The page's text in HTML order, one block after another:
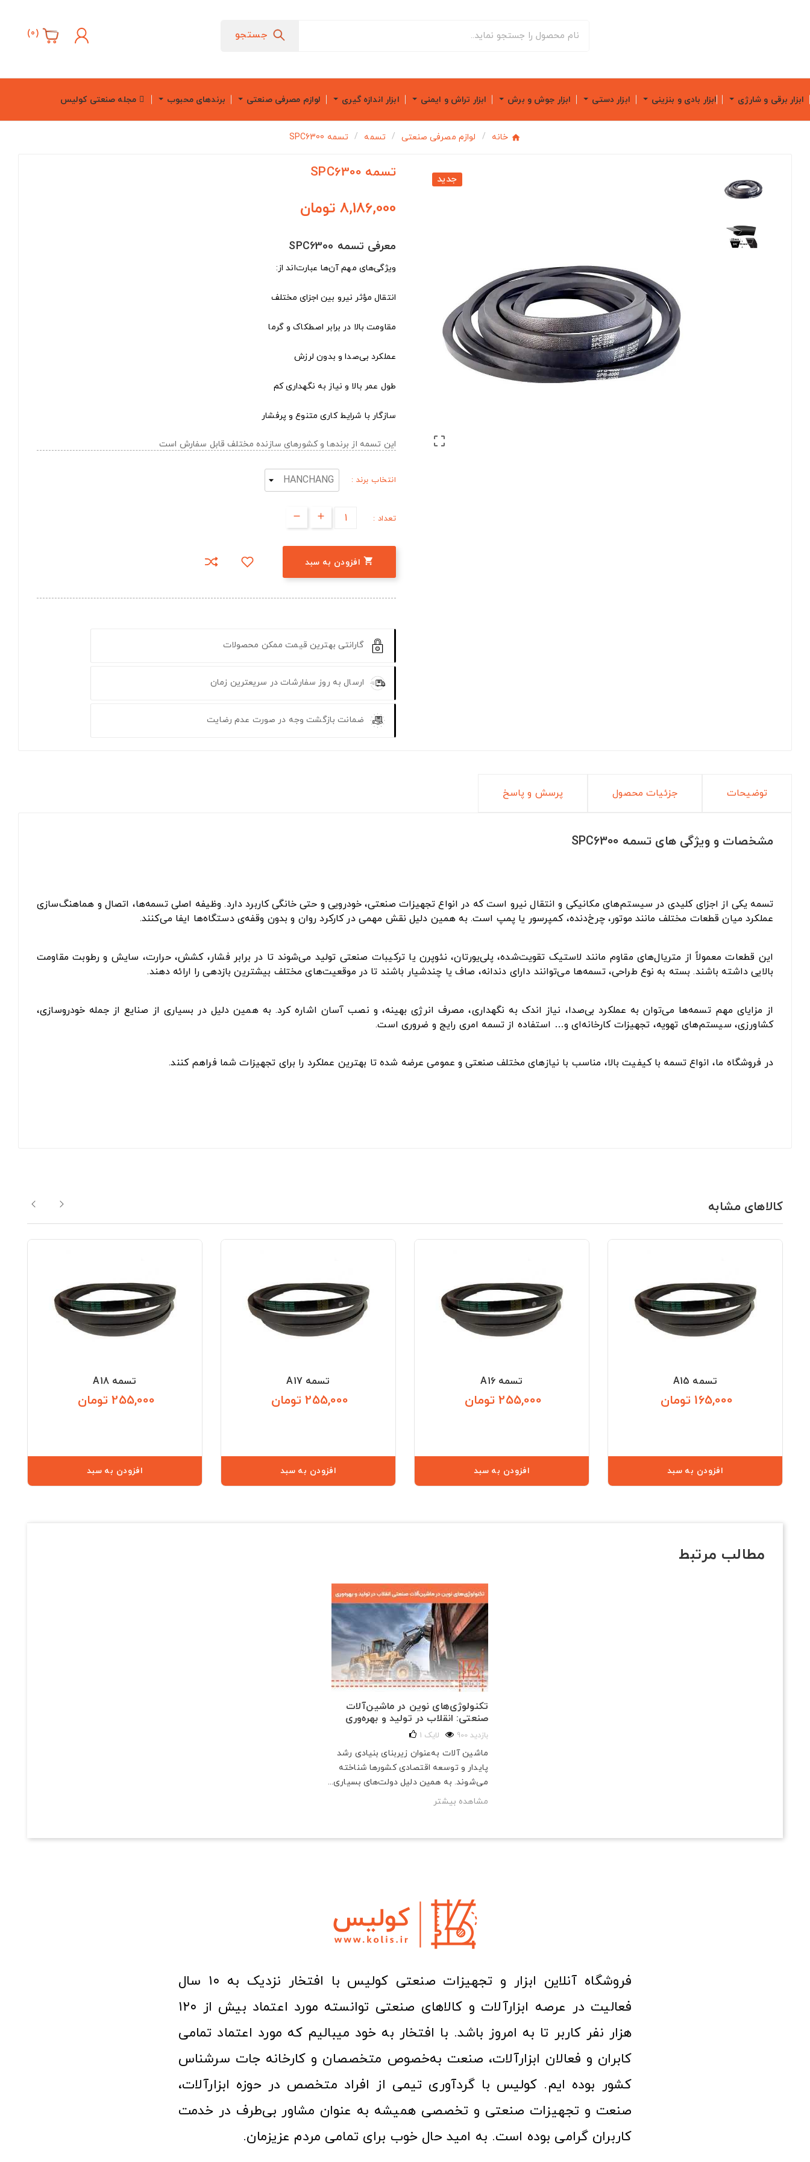
جستجو (
0
)
ابزار برقی و شارژی ابزار بادی و بنزینی ابزار دستی ابزار جوش و برش ابزار تراش و ایمنی ابزار اندازه گیری لوازم مصرفی صنعتی برندهای محبوب مجله صنعتی کولیس
خانه لوازم مصرفی صنعتی تسمه تسمه SPC6300
جدید

تسمه SPC6300
8,186,000 تومان
معرفی تسمه SPC6300
ویژگی‌های مهم آن‌ها عبارت‌اند از:
انتقال مؤثر نیرو بین اجزای مختلف
مقاومت بالا در برابر اصطکاک و گرما
عملکرد بی‌صدا و بدون لرزش
طول عمر بالا و نیاز به نگهداری کم
سازگار با شرایط کاری متنوع و پرفشار
این تسمه از برندها و کشورهای سازنده مختلف قابل سفارش است
انتخاب برند :
تعداد :
 افزودن به سبد
گارانتی بهترین قیمت ممکن محصولات
ارسال به روز سفارشات در سریعترین زمان
ضمانت بازگشت وجه در صورت عدم رضایت
توضیحات جزئیات محصول پرسش و پاسخ
مشخصات و ویژگی های تسمه SPC6300
تسمه یکی از اجزای کلیدی در سیستم‌های مکانیکی و انتقال نیرو است که در انواع تجهیزات صنعتی، خودرویی و حتی خانگی کاربرد دارد. وظیفه اصلی تسمه‌ها، اتصال و هماهنگ‌سازی
عملکرد میان قطعات مختلف مانند موتور، چرخ‌دنده، کمپرسور یا پمپ است. به همین دلیل نقش مهمی در کارکرد روان و بدون وقفه‌ی دستگاه‌ها ایفا می‌کنند.
این قطعات معمولاً از متریال‌های مقاوم مانند لاستیک تقویت‌شده، پلی‌یورتان، نئوپرن یا ترکیبات صنعتی تولید می‌شوند تا در برابر فشار، کشش، حرارت، سایش و رطوبت مقاومت
بالایی داشته باشند. بسته به نوع طراحی، تسمه‌ها می‌توانند دارای دندانه، صاف یا چندشیار باشند تا در موقعیت‌های مختلف بیشترین بازدهی را ارائه دهند.
از مزایای مهم تسمه‌ها می‌توان به عملکرد بی‌صدا، نیاز اندک به نگهداری، مصرف انرژی بهینه، و نصب آسان اشاره کرد. به همین دلیل در بسیاری از صنایع از جمله خودروسازی،
کشاورزی، سیستم‌های تهویه، تجهیزات کارخانه‌ای و… استفاده از تسمه امری رایج و ضروری است.
در فروشگاه ما، انواع تسمه با کیفیت بالا، مناسب با نیازهای مختلف صنعتی و عمومی عرضه شده تا بهترین عملکرد را برای تجهیزات شما فراهم کنند.
کالاهای مشابه
تسمه A15
165,000 تومان
افزودن به سبد
تسمه A16
255,000 تومان
افزودن به سبد
تسمه A17
255,000 تومان
افزودن به سبد
تسمه A18
255,000 تومان
افزودن به سبد
مطالب مرتبط
تکنولوژی‌های نوین در ماشین‌آلات
صنعتی: انقلاب در تولید و بهره‌وری
900 بازدید 1 لایک
ماشین آلات به‌عنوان زیربنای بنیادی رشد
پایدار و توسعه اقتصادی کشورها شناخته
می‌شوند. به همین دلیل دولت‌های بسیاری...
مشاهده بیشتر
فروشگاه آنلاین ابزار و تجهیزات صنعتی کولیس با افتخار نزدیک به ۱۰ سال
فعالیت در عرصه ابزارآلات و کالاهای صنعتی توانسته مورد اعتماد بیش از ۱۲۰
هزار نفر کاربر تا به امروز باشد. با افتخار به خود میبالیم که مورد اعتماد تمامی
کابران و فعالان ابزارآلات، صنعت به‌خصوص متخصصان و کارخانه جات سرشناس
کشور بوده ایم. کولیس با گردآوری تیمی از افراد متخصص در حوزه ابزارآلات،
صنعت و تجهیزات صنعتی و تخصصی همیشه به عنوان مشاور بی‌طرف در خدمت
کاربران گرامی بوده است. به امید حال خوب برای تمامی مردم عزیزمان.